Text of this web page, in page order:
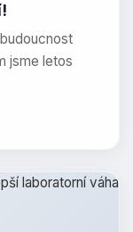
jsme letos